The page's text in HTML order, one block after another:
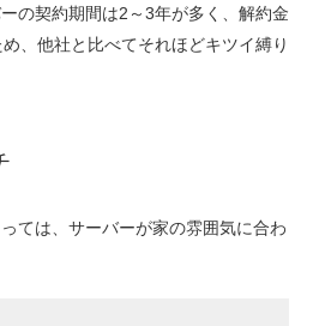
の契約期間は2～3年が多く、解約金
、他社と比べてそれほどキツイ縛り
ては、サーバーが家の雰囲気に合わ